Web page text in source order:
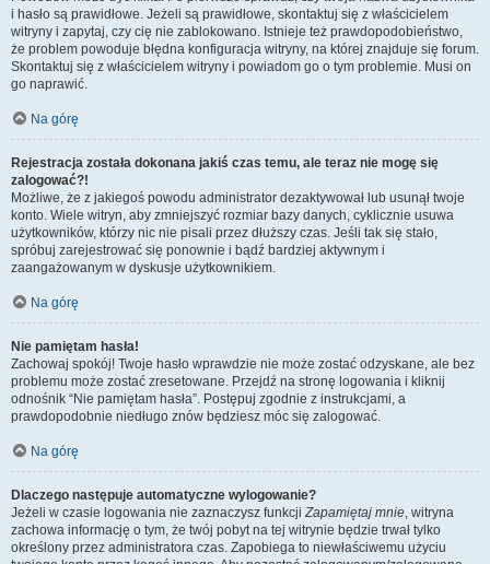
i hasło są prawidłowe. Jeżeli są prawidłowe, skontaktuj się z właścicielem
witryny i zapytaj, czy cię nie zablokowano. Istnieje też prawdopodobieństwo,
że problem powoduje błędna konfiguracja witryny, na której znajduje się forum.
Skontaktuj się z właścicielem witryny i powiadom go o tym problemie. Musi on
go naprawić.
Na górę
Rejestracja została dokonana jakiś czas temu, ale teraz nie mogę się
zalogować?!
Możliwe, że z jakiegoś powodu administrator dezaktywował lub usunął twoje
konto. Wiele witryn, aby zmniejszyć rozmiar bazy danych, cyklicznie usuwa
użytkowników, którzy nic nie pisali przez dłuższy czas. Jeśli tak się stało,
spróbuj zarejestrować się ponownie i bądź bardziej aktywnym i
zaangażowanym w dyskusje użytkownikiem.
Na górę
Nie pamiętam hasła!
Zachowaj spokój! Twoje hasło wprawdzie nie może zostać odzyskane, ale bez
problemu może zostać zresetowane. Przejdź na stronę logowania i kliknij
odnośnik “Nie pamiętam hasła”. Postępuj zgodnie z instrukcjami, a
prawdopodobnie niedługo znów będziesz móc się zalogować.
Na górę
Dlaczego następuje automatyczne wylogowanie?
Jeżeli w czasie logowania nie zaznaczysz funkcjiZapamiętaj mnie, witryna
zachowa informację o tym, że twój pobyt na tej witrynie będzie trwał tylko
określony przez administratora czas. Zapobiega to niewłaściwemu użyciu